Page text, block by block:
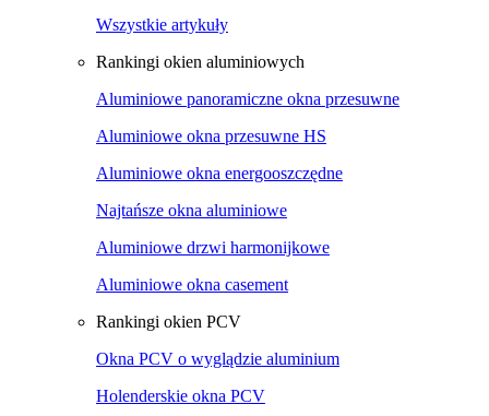
Wszystkie artykuły
Rankingi okien aluminiowych
Aluminiowe panoramiczne okna przesuwne
Aluminiowe okna przesuwne HS
Aluminiowe okna energooszczędne
Najtańsze okna aluminiowe
Aluminiowe drzwi harmonijkowe
Aluminiowe okna casement
Rankingi okien PCV
Okna PCV o wyglądzie aluminium
Holenderskie okna PCV